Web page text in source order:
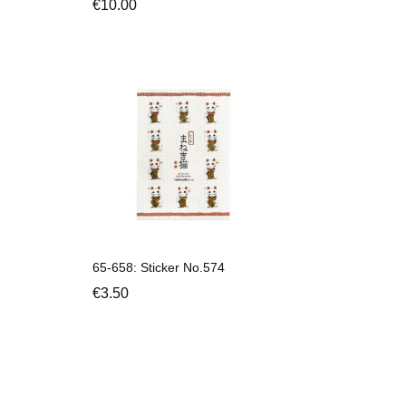
€10.00
65-658: Sticker No.574
€3.50